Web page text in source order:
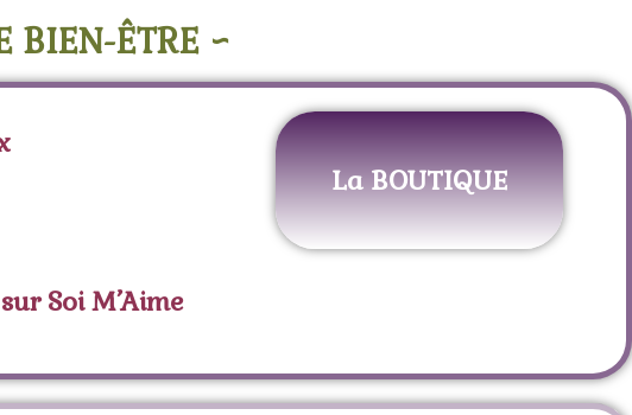
BIEN-ÊTRE ~
Soi M’Aime
La BOUTIQUE